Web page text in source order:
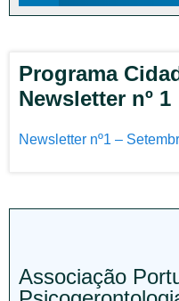
Programa
Newsletter nº 1
Newsletter nº1 –
Associação